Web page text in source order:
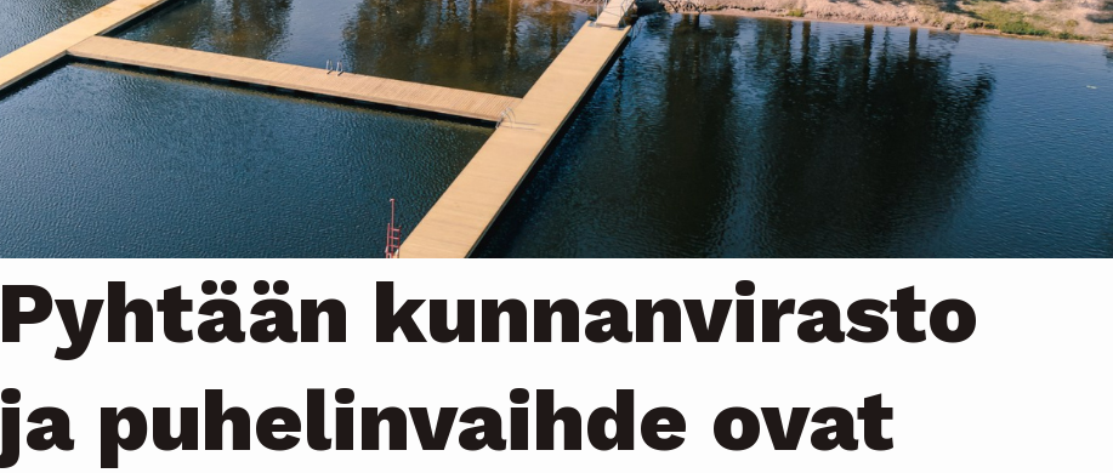
Pyhtään kunnanvirasto
ja puhelinvaihde ovat